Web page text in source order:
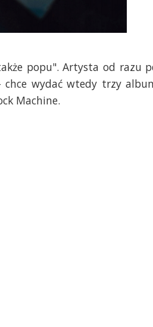
popu". Artysta od razu
chce wydać wtedy trzy
Machine.